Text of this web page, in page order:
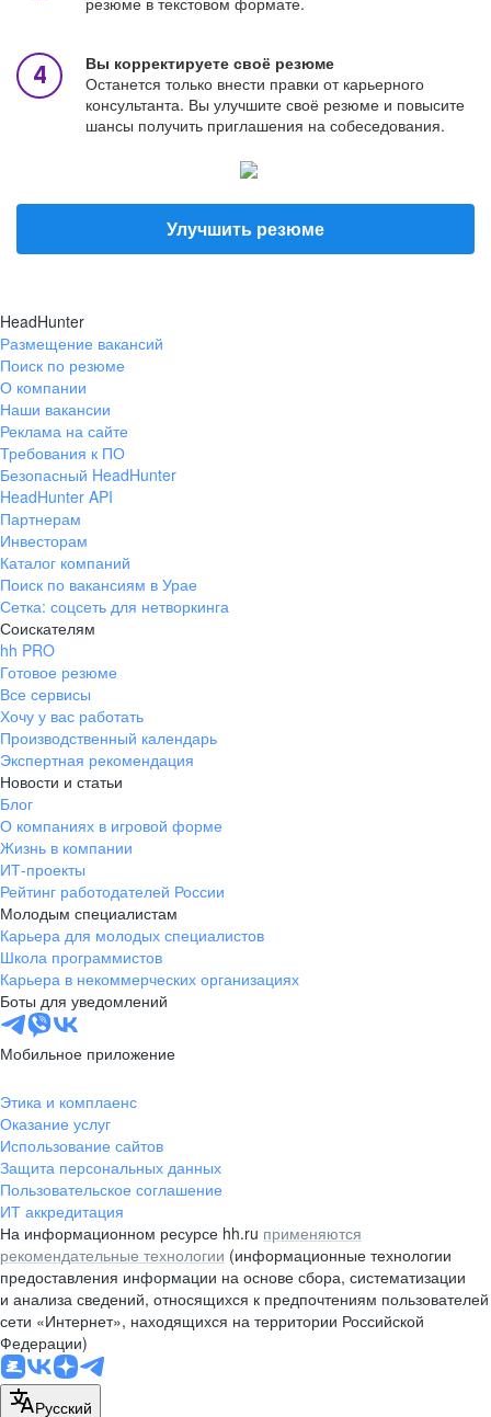
Вы корректируете своё резюме
Останется только внести правки от карьерного
консультанта. Вы улучшите своё резюме и повысите
шансы получить приглашения на собеседования.
Улучшить резюме
HeadHunter
Размещение вакансий
Поиск по резюме
О компании
Наши вакансии
Реклама на сайте
Требования к ПО
Безопасный HeadHunter
HeadHunter API
Партнерам
Инвесторам
Каталог компаний
Поиск по вакансиям в Урае
Сетка: соцсеть для нетворкинга
Соискателям
hh PRO
Готовое резюме
Все сервисы
Хочу у вас работать
Производственный календарь
Экспертная рекомендация
Новости и статьи
Блог
О компаниях в игровой форме
Жизнь в компании
ИТ-проекты
Рейтинг работодателей России
Молодым специалистам
Карьера для молодых специалистов
Школа программистов
Карьера в некоммерческих организациях
Боты для уведомлений
Мобильное приложение
Этика и комплаенс
Оказание услуг
Использование сайтов
Защита персональных данных
Пользовательское соглашение
ИТ аккредитация
На информационном ресурсе hh.ru применяются
рекомендательные технологии (информационные технологии
предоставления информации на основе сбора, систематизации
и анализа сведений, относящихся к предпочтениям пользователей
сети «Интернет», находящихся на территории Российской
Федерации)
Русский